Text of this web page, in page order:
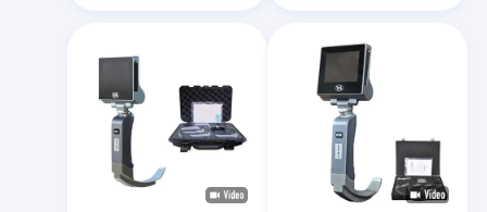
آندوسکوپ جراحی پزشکی
لارنگوسکوپ تصویری Haiye